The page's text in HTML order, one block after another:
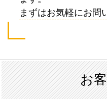
まずはお気軽にお問
お